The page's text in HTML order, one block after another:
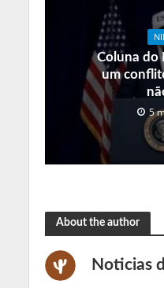
Coluna do
um
5
About the author
Noticias